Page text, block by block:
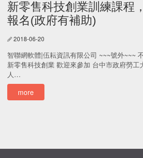
新零售科技創業訓練課程
報名(政府有補助)
2018-06-20
智聯網軟體|伍耘資訊有限公司 ~~~號外~~~
新零售科技創業 歡迎來參加 台中市政府勞工
人…
more